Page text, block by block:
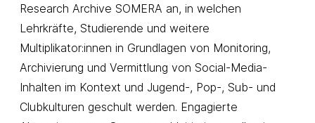
Research Archive SOMERA an, in welchen
Lehrkräfte, Studierende und weitere
Multiplikator:innen in Grundlagen von Monitoring,
Archivierung und Vermittlung von Social-Media-
Inhalten im Kontext und Jugend-, Pop-, Sub- und
Clubkulturen geschult werden. Engagierte